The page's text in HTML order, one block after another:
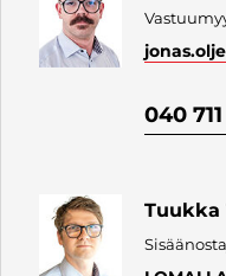
040
Tuukka